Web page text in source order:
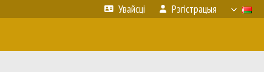
Увайсці Рэгістрацыя